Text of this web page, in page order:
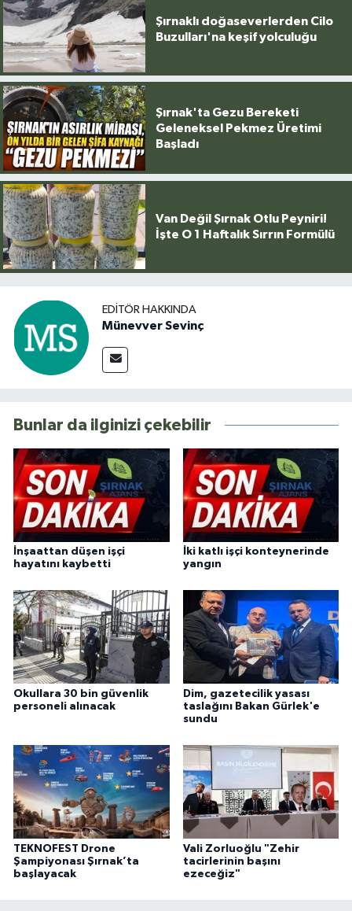
Şırnaklı doğaseverlerden Cilo
Buzulları'na keşif yolculuğu
Şırnak'ta Gezu Bereketi
Geleneksel Pekmez Üretimi
Başladı
Van Değil Şırnak Otlu Peyniri!
İşte O 1 Haftalık Sırrın Formülü
EDITÖR HAKKINDA
Münevver Sevinç
Bunlar da ilginizi çekebilir
İnşaattan düşen işçi
hayatını kaybetti
İki katlı işçi konteynerinde
yangın
Okullara 30 bin güvenlik
personeli alınacak
Dim, gazetecilik yasası
taslağını Bakan Gürlek'e
sundu
TEKNOFEST Drone
Şampiyonası Şırnak’ta
başlayacak
Vali Zorluoğlu "Zehir
tacirlerinin başını
ezeceğiz"